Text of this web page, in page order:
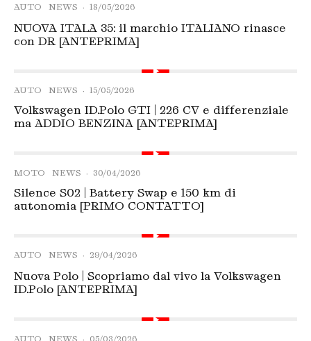
AUTO NEWS · 18/05/2026
NUOVA ITALA 35: il marchio ITALIANO rinasce
con DR [ANTEPRIMA]
AUTO NEWS · 15/05/2026
Volkswagen ID.Polo GTI | 226 CV e differenziale
ma ADDIO BENZINA [ANTEPRIMA]
MOTO NEWS · 30/04/2026
Silence S02 | Battery Swap e 150 km di
autonomia [PRIMO CONTATTO]
AUTO NEWS · 29/04/2026
Nuova Polo | Scopriamo dal vivo la Volkswagen
ID.Polo [ANTEPRIMA]
AUTO NEWS · 05/03/2026